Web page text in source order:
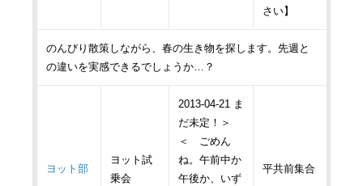
さい】
のんびり散策しながら、春の生き物を探します。先週と
の違いを実感できるでしょうか…？
ヨット部
ヨット試
乗会
2013-04-21 ま
だ未定！＞
＜ ごめん
ね。午前中か
午後か、いず
平共前集合